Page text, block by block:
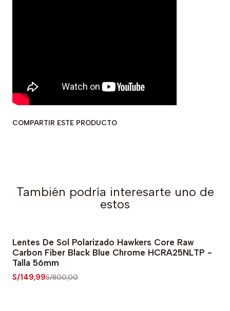
COMPARTIR ESTE PRODUCTO
También podría interesarte uno de
estos
-81% OFF
Lentes De Sol Polarizado Hawkers Core Raw
Carbon Fiber Black Blue Chrome HCRA25NLTP -
Talla 56mm
S/149,99S/800,00